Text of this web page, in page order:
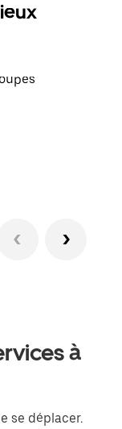
à
se déplacer.